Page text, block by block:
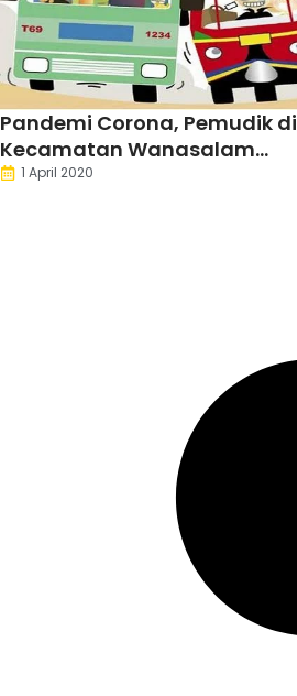
Pandemi Corona, Pemudik di
Kecamatan Wanasalam
Meningkat
1 April 2020